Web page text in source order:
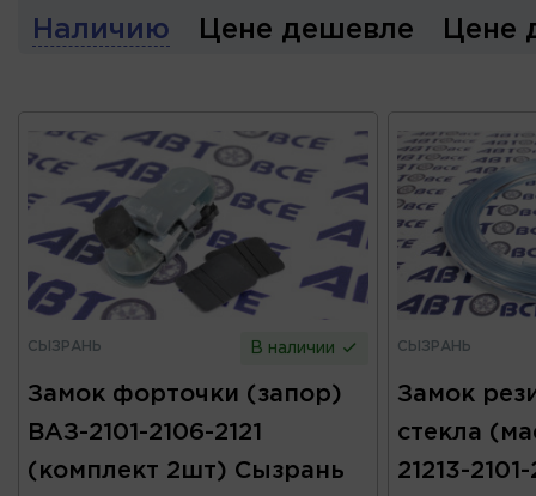
Наличию Цене дешевле Цене
СЫЗРАНЬ В наличии
Замок форточки (запор)
ВАЗ-2101-2106-2121
(комплект 2шт) Сызрань
СЫЗРАНЬ
Замок
стекла
21213-